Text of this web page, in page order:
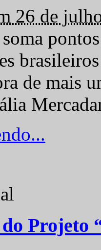
26 de
de mais
do